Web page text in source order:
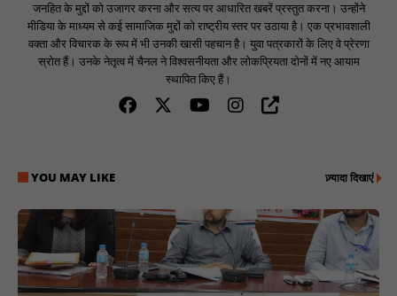
जनहित के मुद्दों को उजागर करना और सत्य पर आधारित खबरें प्रस्तुत करना। उन्होंने
मीडिया के माध्यम से कई सामाजिक मुद्दों को राष्ट्रीय स्तर पर उठाया है। एक प्रभावशाली
वक्ता और विचारक के रूप में भी उनकी खासी पहचान है। युवा पत्रकारों के लिए वे प्रेरणा
स्रोत हैं। उनके नेतृत्व में चैनल ने विश्वसनीयता और लोकप्रियता दोनों में नए आयाम
स्थापित किए हैं।
YOU MAY LIKE ज़्यादा दिखाएं